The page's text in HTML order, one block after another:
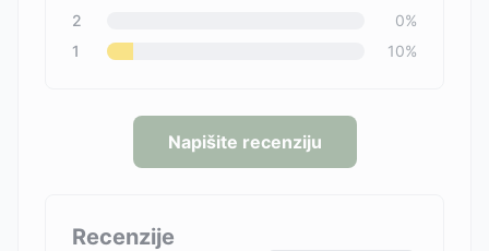
2
0%
1
10%
Napišite recenziju
Recenzije